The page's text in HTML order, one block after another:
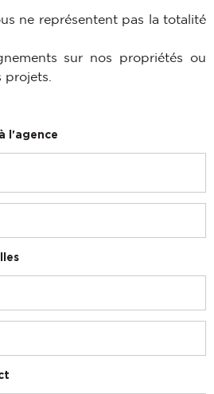
ne représentent pas la totalité
sur nos propriétés ou
l'agence